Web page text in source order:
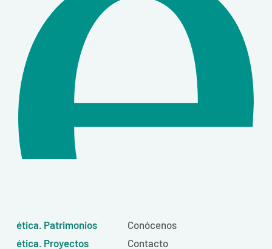
ética. Patrimonios
ética. Proyectos
Conócenos
Contacto